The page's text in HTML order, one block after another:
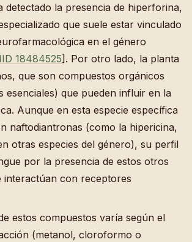
detectado la presencia de hiperforina,
que suele estar vinculado
en el género
18484525]. Por otro lado, la planta
que son compuestos orgánicos
esenciales) que pueden influir en la
Aunque en esta especie específica
naftodiantronas (como la hipericina,
otras especies del género), su perfil
por la presencia de estos otros
interactúan con receptores
estos compuestos varía según el
(metanol, cloroformo o